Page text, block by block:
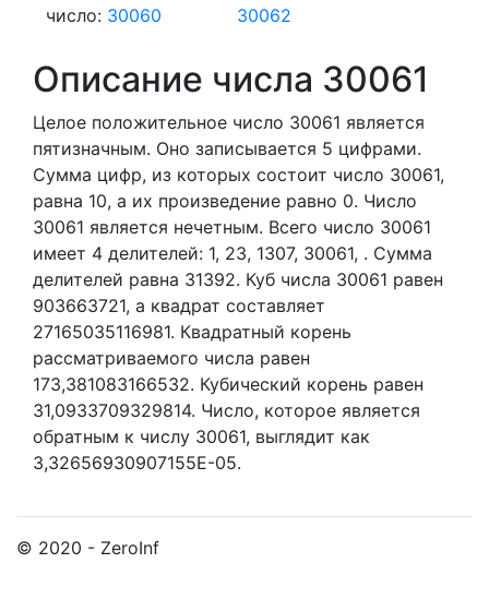
число: 30060
30062
Описание числа 30061
Целое положительное число 30061 является
пятизначным. Оно записывается 5 цифрами.
Сумма цифр, из которых состоит число 30061,
равна 10, а их произведение равно 0. Число
30061 является нечетным. Всего число 30061
имеет 4 делителей: 1, 23, 1307, 30061, . Сумма
делителей равна 31392. Куб числа 30061 равен
903663721, а квадрат составляет
27165035116981. Квадратный корень
рассматриваемого числа равен
173,381083166532. Кубический корень равен
31,0933709329814. Число, которое является
обратным к числу 30061, выглядит как
3,32656930907155E-05.
© 2020 - ZeroInf